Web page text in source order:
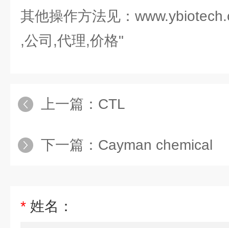
其他操作方法见：
,公司,代理,价格"
上一篇： CTL
下一篇： Cayman chemical
* 姓名：